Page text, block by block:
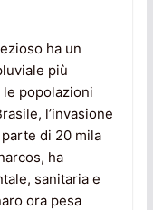
ha un
più
popolazioni
l’invasione
di 20 mila
ha
sanitaria e
ora pesa